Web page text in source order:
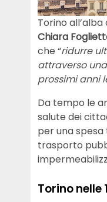
Torino
Chiara
che “ridurre
attraverso
prossimi anni
Da tempo le
salute dei
per una
trasporto
Torino nelle